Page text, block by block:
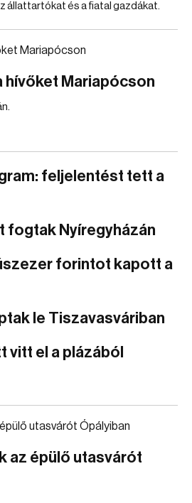
állattartókat és a fiatal gazdákat.
hívőket Mariapócson
feljelentést tett a
fogtak Nyíregyházán
forintot kapott a
le Tiszavasváriban
vitt el a plázából
az épülő utasvárót